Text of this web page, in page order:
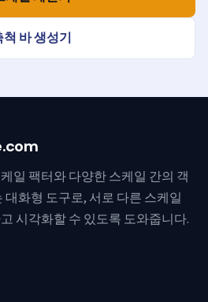
척 바 생성기
일 팩터와 다양한 스케일 간의 객
화형 도구로, 서로 다른 스케일
시각화할 수 있도록 도와줍니다.